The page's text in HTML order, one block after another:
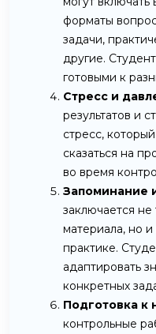
форматы
задачи,
другие.
готовыми к
Стресс и
результатов и
стресс,
сказаться на
во время
Запоминание
заключается
материала, но
практике.
адаптировать
конкретных
Подготовка к
контрольные